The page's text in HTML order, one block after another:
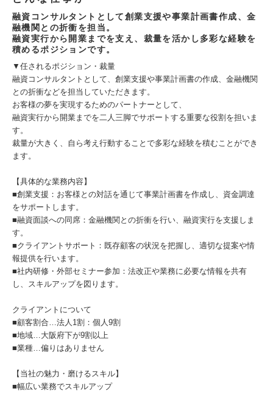
融資コンサルタントとして創業支援や事業計画書作成、金
融機関との折衝を担当。
融資実行から開業までを支え、裁量を活かし多彩な経験を
積めるポジションです。
▼任されるポジション・裁量
融資コンサルタントとして、創業支援や事業計画書の作成、金融機関
との折衝などを担当していただきます。
お客様の夢を実現するためのパートナーとして、
融資実行から開業までを二人三脚でサポートする重要な役割を担いま
す。
裁量が大きく、自ら考え行動することで多彩な経験を積むことができ
ます。
【具体的な業務内容】
■創業支援：お客様との対話を通じて事業計画書を作成し、資金調達
をサポートします。
■融資面談への同席：金融機関との折衝を行い、融資実行を支援しま
す。
■クライアントサポート：既存顧客の状況を把握し、適切な提案や情
報提供を行います。
■社内研修・外部セミナー参加：法改正や業務に必要な情報を共有
し、スキルアップを図ります。
クライアントについて
■顧客割合…法人1割：個人9割
■地域…大阪府下が9割以上
■業種…偏りはありません
【当社の魅力・磨けるスキル】
■幅広い業務でスキルアップ